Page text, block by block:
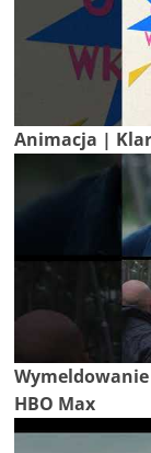
Animacja |
HBO Max